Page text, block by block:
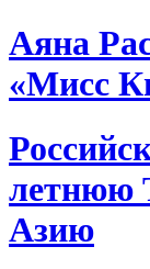
Аяна
«Мисс
летнюю
Азию